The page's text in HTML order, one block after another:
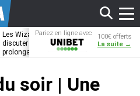
Les Wizards vont
discuter
prolongation avec
Dennis
découvrira-t-il
Pariez en ligne avec
100€ offerts
La suite →
soir | Une